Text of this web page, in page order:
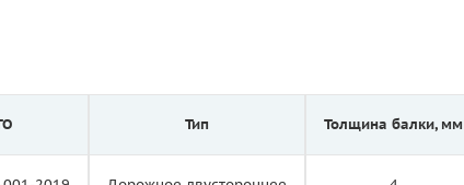
Тип Толщина балки, мм